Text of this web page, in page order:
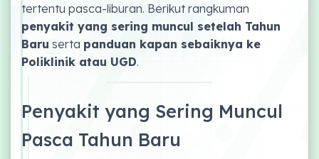
tertentu pasca-liburan. Berikut rangkuman
penyakit yang sering muncul setelah Tahun
Baru serta panduan kapan sebaiknya ke
Poliklinik atau UGD.
Penyakit yang Sering Muncul
Pasca Tahun Baru